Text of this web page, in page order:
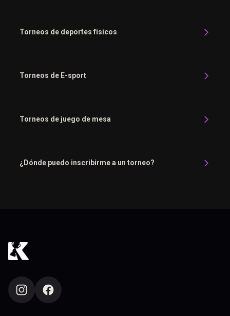
Torneos de deportes físicos
Torneos de E-sport
Torneos de juego de mesa
¿Dónde puedo inscribirme a un torneo?